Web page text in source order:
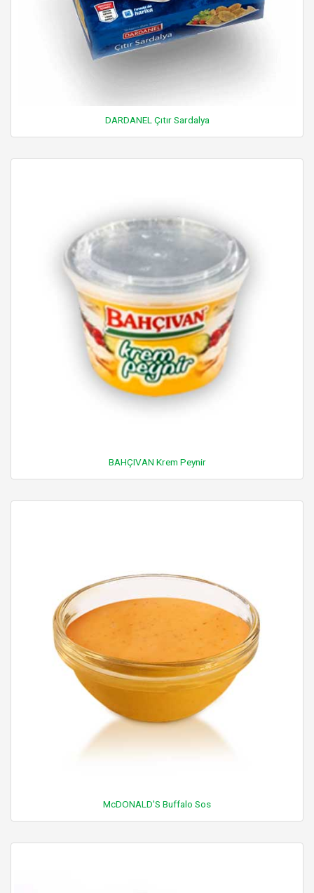
DARDANEL Çıtır Sardalya
BAHÇIVAN Krem Peynir
McDONALD'S Buffalo Sos